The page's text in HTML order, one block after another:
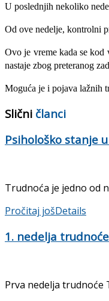
U poslednjih nekoliko
Od ove nedelje, kontrolni
Ovo je vreme kada se
nastaje zbog preteranog
Moguća je i pojava lažnih
Slični članci
Psihološko stanje
Trudnoća je jedno od
Pročitaj jošDetails
1. nedelja trudnoće
Prva nedelja trudnoće